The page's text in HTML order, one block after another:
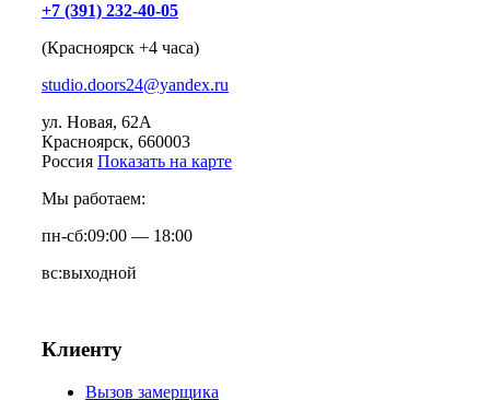
+7 (391) 232-40-05
(Красноярск +4 часа)
studio.doors24@yandex.ru
ул. Новая, 62А
Красноярск, 660003
Россия Показать на карте
Мы работаем:
пн-сб:09:00 — 18:00
вс:выходной
Клиенту
Вызов замерщика